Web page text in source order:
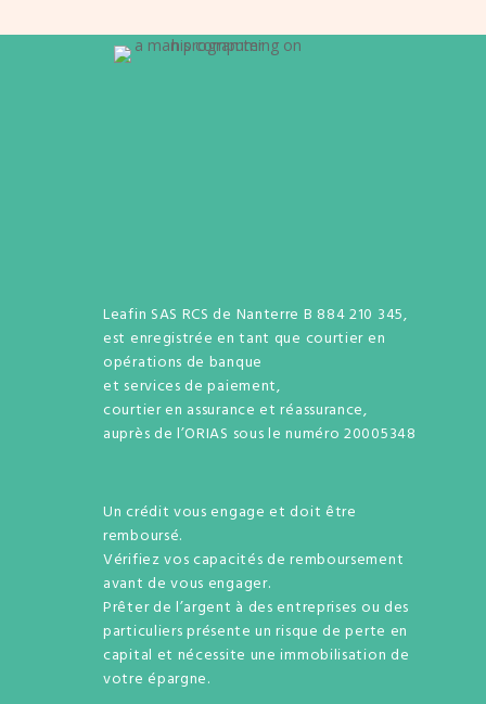
Leafin SAS RCS de Nanterre B 884 210 345,
est enregistrée en tant que courtier en
opérations de banque
et services de paiement,
courtier en assurance et réassurance,
auprès de l’ORIAS sous le numéro 20005348
Un crédit vous engage et doit être
remboursé.
Vérifiez vos capacités de remboursement
avant de vous engager.
Prêter de l’argent à des entreprises ou des
particuliers présente un risque de perte en
capital et nécessite une immobilisation de
votre épargne.